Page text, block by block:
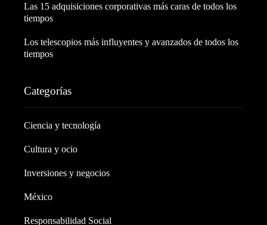
Las 15 adquisiciones corporativas más caras de todos los
tiempos
Los telescopios más influyentes y avanzados de todos los
tiempos
Categorías
Ciencia y tecnología
Cultura y ocio
Inversiones y negocios
México
Responsabilidad Social